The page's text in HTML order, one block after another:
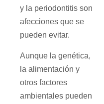
y la periodontitis son
afecciones que se
pueden evitar.
Aunque la genética,
la alimentación y
otros factores
ambientales pueden